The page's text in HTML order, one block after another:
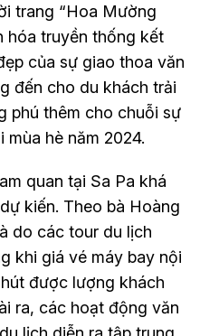
trang “Hoa Mường
hóa truyền thống kết
của sự giao thoa văn
đến cho du khách trải
phú thêm cho chuỗi sự
mùa hè năm 2024.
quan tại Sa Pa khá
kiến. Theo bà Hoàng
do các tour du lịch
khi giá vé máy bay nội
được lượng khách
ra, các hoạt động văn